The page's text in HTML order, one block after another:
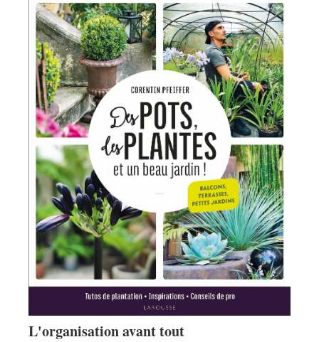
L'organisation avant tout